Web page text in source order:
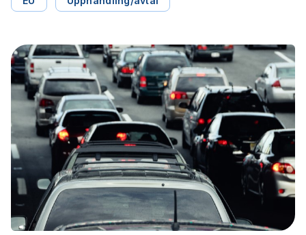
kollektivtrafik, samtidigt som regelverket anpassas till EU-